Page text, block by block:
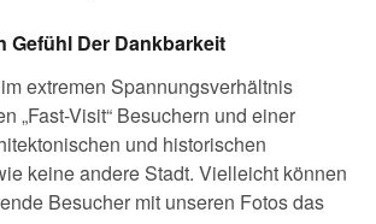
Gefühl Der Dankbarkeit
extremen Spannungsverhältnis
„Fast-Visit“ Besuchern und einer
und historischen
keine andere Stadt. Vielleicht können
Besucher mit unseren Fotos das